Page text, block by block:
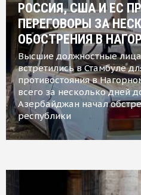
РОССИЯ, США И ЕС
ПЕРЕГОВОРЫ ЗА
ОБОСТРЕНИЯ В
Высшие должностные
встретились в Стамбуле
противостояния в
всего за несколько дней
Азербайджан начал
республики